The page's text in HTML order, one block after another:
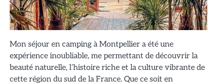
Mon séjour en camping à Montpellier a été une
expérience inoubliable, me permettant de découvrir la
beauté naturelle, l’histoire riche et la culture vibrante de
cette région du sud de la France. Que ce soit en